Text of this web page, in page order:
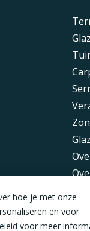
hoe je met onze
en voor
voor meer